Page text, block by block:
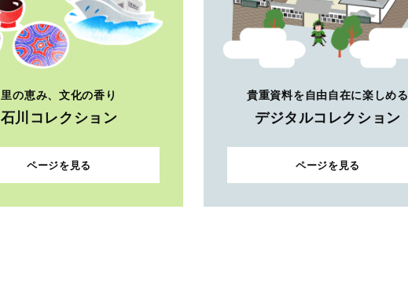
里の恵み、文化の香り
石川コレクション
ページを見る
貴重資料を自由自在に楽しめる
デジタルコレクション
ページを見る